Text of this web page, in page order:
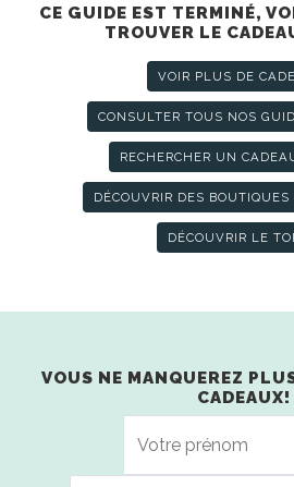
CE GUIDE EST TERMINÉ,
TROUVER LE
VOIR PLUS DE
CONSULTER TOUS NOS
RECHERCHER UN
DÉCOUVRIR DES BOUTIQUES
DÉCOUVRIR LE
VOUS NE MANQUEREZ
CADEAUX!